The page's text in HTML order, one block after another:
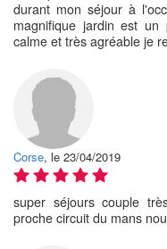
durant mon séjour à
magnifique jardin est
calme et très agréable je
Corse, le 23/04/2019
super séjours couple
proche circuit du mans